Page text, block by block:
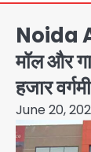
Noida
मॉल और
हजार
June 20,